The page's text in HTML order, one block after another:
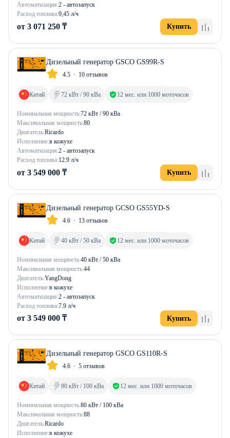
Автоматизация:2 - автозапуск
Расход топлива:9,45 л/ч
от 3 071 250 ₸ Купить
Дизельный генератор GSCO GS99R-S
4.5 10 отзывов
Номинальная мощность:72 кВт / 90 кВа
Максимальная мощность:80
Двигатель:Ricardo
Исполнение:в кожухе
Автоматизация:2 - автозапуск
Расход топлива:12.9 л/ч
Китай 72 кВт / 90 кВа 12 мес. или 1000 моточасов
от 3 549 000 ₸ Купить
Дизельный генератор GCSO GS55YD-S
4.6 13 отзывов
Номинальная мощность:40 кВт / 50 кВа
Максимальная мощность:44
Двигатель:YangDong
Исполнение:в кожухе
Автоматизация:2 - автозапуск
Расход топлива:7.9 л/ч
Китай 40 кВт / 50 кВа 12 мес. или 1000 моточасов
от 3 549 000 ₸ Купить
Дизельный генератор GSCO GS110R-S
4.6 5 отзывов
Номинальная мощность:80 кВт / 100 кВа
Максимальная мощность:88
Двигатель:Ricardo
Исполнение:в кожухе
Китай 80 кВт / 100 кВа 12 мес. или 1000 моточасов